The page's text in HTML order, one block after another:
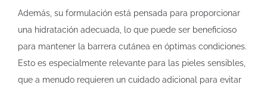
Además, su formulación está pensada para proporcionar
una hidratación adecuada, lo que puede ser beneficioso
para mantener la barrera cutánea en óptimas condiciones.
Esto es especialmente relevante para las pieles sensibles,
que a menudo requieren un cuidado adicional para evitar